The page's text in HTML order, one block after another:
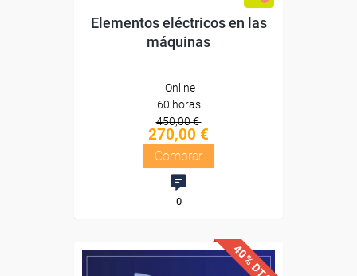
Elementos eléctricos en las
máquinas
Online
60 horas
450,00 €
270,00 €
Comprar
0
40% DTO.